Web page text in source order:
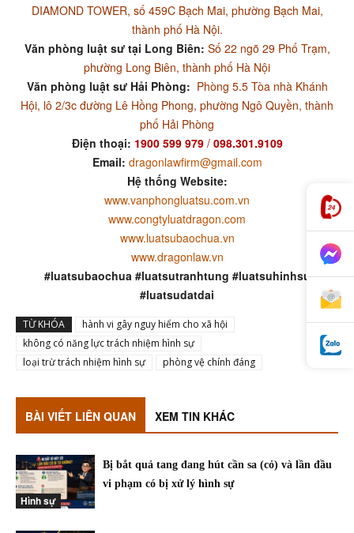
DIAMOND TOWER, số 459C Bạch Mai, phường Bạch Mai,
thành phố Hà Nội.
Văn phòng luật sư tại Long Biên: Số 22 ngõ 29 Phố Trạm,
phường Long Biên, thành phố Hà Nội
Văn phòng luật sư Hải Phòng: Phòng 5.5 Tòa nhà Khánh
Hội, lô 2/3c đường Lê Hồng Phong, phường Ngô Quyền, thành
phố Hải Phòng
Điện thoại: 1900 599 979/ 098.301.9109
Email: dragonlawfirm@gmail.com
Hệ thống Website:
www.vanphongluatsu.com.vn
www.congtyluatdragon.com
www.luatsubaochua.vn
www.dragonlaw.vn
#luatsubaochua #luatsutranhtung #luatsuhinhsu
#luatsudatdai
TỪ KHÓA
hành vi gây nguy hiểm cho xã hội
không có năng lực trách nhiệm hình sự
loại trừ trách nhiệm hình sự
phòng vệ chính đáng
BÀI VIẾT LIÊN QUAN XEM TIN KHÁC
Hình sự
Bị bắt quả tang đang hút cần sa (cỏ) và lần đầu
vi phạm có bị xử lý hình sự